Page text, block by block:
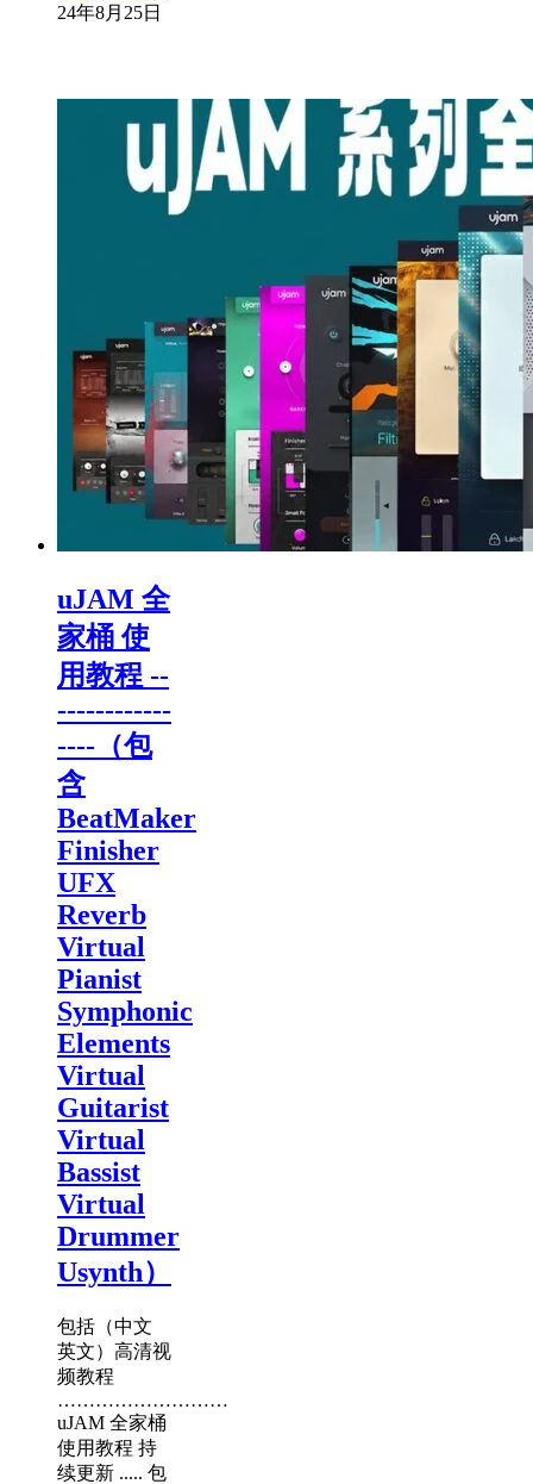
24年8月25日
uJAM 全
家桶 使
用教程 --
------------
----（包
含
BeatMaker
Finisher
UFX
Reverb
Virtual
Pianist
Symphonic
Elements
Virtual
Guitarist
Virtual
Bassist
Virtual
Drummer
Usynth）
包括（中文
英文）高清视
频教程
………………………
uJAM 全家桶
使用教程 持
续更新 ..... 包